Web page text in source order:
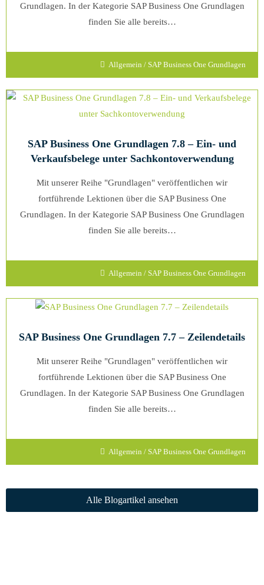
Grundlagen. In der Kategorie SAP Business One Grundlagen
finden Sie alle bereits…
Allgemein / SAP Business One Grundlagen
SAP Business One Grundlagen 7.8 – Ein- und
Verkaufsbelege unter Sachkontoverwendung
Mit unserer Reihe "Grundlagen" veröffentlichen wir
fortführende Lektionen über die SAP Business One
Grundlagen. In der Kategorie SAP Business One Grundlagen
finden Sie alle bereits…
Allgemein / SAP Business One Grundlagen
SAP Business One Grundlagen 7.7 – Zeilendetails
Mit unserer Reihe "Grundlagen" veröffentlichen wir
fortführende Lektionen über die SAP Business One
Grundlagen. In der Kategorie SAP Business One Grundlagen
finden Sie alle bereits…
Allgemein / SAP Business One Grundlagen
Alle Blogartikel ansehen